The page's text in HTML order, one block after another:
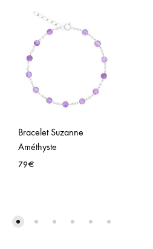
Bracelet Suzanne
Améthyste
79€